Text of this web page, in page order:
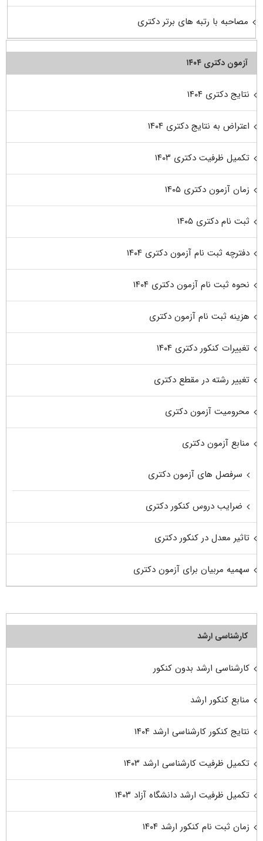
مصاحبه با رتبه های برتر دکتری
آزمون دکتری ۱۴۰۴
نتایج دکتری ۱۴۰۴
اعتراض به نتایج دکتری ۱۴۰۴
تکمیل ظرفیت دکتری ۱۴۰۳
زمان آزمون دکتری ۱۴۰۵
ثبت نام دکتری ۱۴۰۵
دفترچه ثبت نام آزمون دکتری ۱۴۰۴
نحوه ثبت نام آزمون دکتری ۱۴۰۴
هزینه ثبت نام آزمون دکتری
تغییرات کنکور دکتری ۱۴۰۴
تغییر رشته در مقطع دکتری
محرومیت آزمون دکتری
منابع آزمون دکتری
سرفصل های آزمون دکتری
ضرایب دروس کنکور دکتری
تاثیر معدل در کنکور دکتری
سهمیه مربیان برای آزمون دکتری
کارشناسی ارشد
کارشناسی ارشد بدون کنکور
منابع کنکور ارشد
نتایج کنکور کارشناسی ارشد ۱۴۰۴
تکمیل ظرفیت کارشناسی ارشد ۱۴۰۳
تکمیل ظرفیت ارشد دانشگاه آزاد ۱۴۰۳
زمان ثبت نام کنکور ارشد ۱۴۰۴